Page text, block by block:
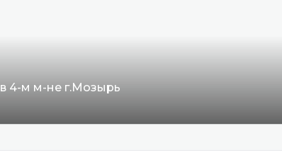
4-м м-не г.Мозырь